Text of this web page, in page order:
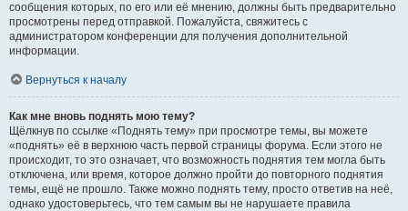
сообщения которых, по его или её мнению, должны быть предварительно
просмотрены перед отправкой. Пожалуйста, свяжитесь с
администратором конференции для получения дополнительной
информации.
Вернуться к началу
Как мне вновь поднять мою тему?
Щёлкнув по ссылке «Поднять тему» при просмотре темы, вы можете
«поднять» её в верхнюю часть первой страницы форума. Если этого не
происходит, то это означает, что возможность поднятия тем могла быть
отключена, или время, которое должно пройти до повторного поднятия
темы, ещё не прошло. Также можно поднять тему, просто ответив на неё,
однако удостоверьтесь, что тем самым вы не нарушаете правила